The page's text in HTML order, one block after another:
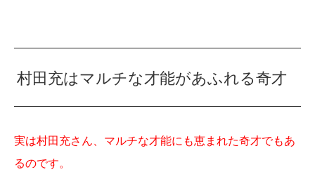
村田充はマルチな才能があふれる奇才
実は村田充さん、マルチな才能にも恵まれた奇才でもあ
るのです。